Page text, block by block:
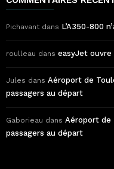
Pichavant dans L’A350-800
roulleau dans easyJet ouvre
Jules dans Aéroport de
passagers au départ
Gaborieau dans Aéroport de
passagers au départ